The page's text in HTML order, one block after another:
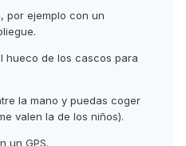
por ejemplo con un
hueco de los cascos para
la mano y puedas coger
valen la de los niños).
un GPS.